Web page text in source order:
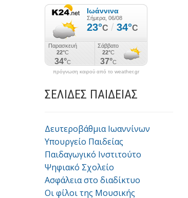
πρόγνωση καιρού από το weather.gr
ΣΕΛΙΔΕΣ ΠΑΙΔΕΙΑΣ
Δευτεροβάθμια Ιωαννίνων
Υπουργείο Παιδείας
Παιδαγωγικό Ινστιτούτο
Ψηφιακό Σχολείο
Ασφάλεια στο διαδίκτυο
Οι φίλοι της Μουσικής